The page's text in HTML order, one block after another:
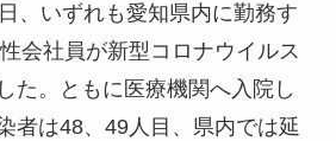
、いずれも愛知県内に勤務す
会社員が新型コロナウイルス
た。ともに医療機関へ入院し
者は48、49人目、県内では延